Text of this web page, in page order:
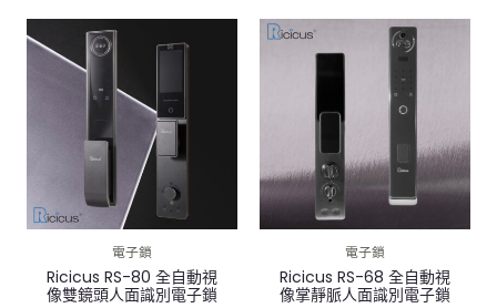
電子鎖
Ricicus RS-80 全自動視
像雙鏡頭人面識別電子鎖
電子鎖
Ricicus RS-68 全自動視
像掌靜脈人面識別電子鎖